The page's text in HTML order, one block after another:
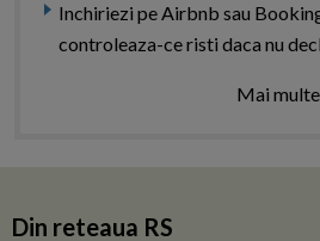
Inchiriezi pe Airbnb sau
controleaza-ce risti daca nu
Mai
Din reteaua RS